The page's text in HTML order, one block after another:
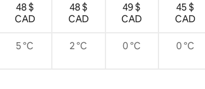
48 $
CAD
48 $
CAD
49 $
CAD
45 $
CAD
5 °C 2 °C 0 °C 0 °C